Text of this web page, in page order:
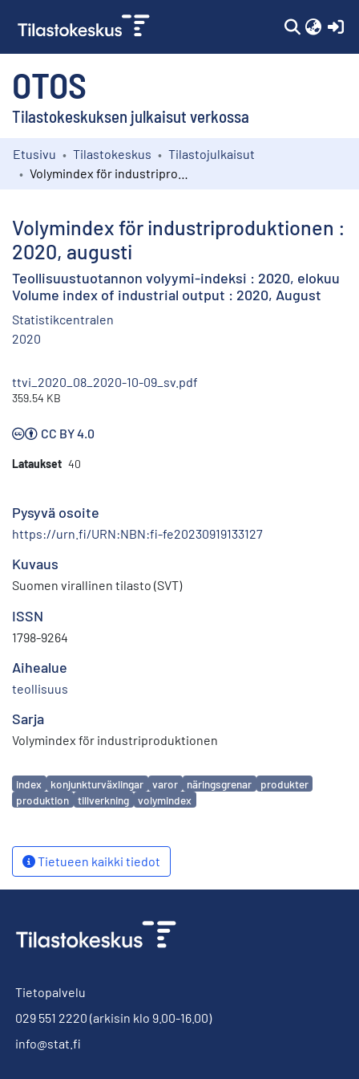
OTOS
Tilastokeskuksen julkaisut verkossa
Kokoelmat
Etusivu Tilastokeskus
Tilastojulkaisut
Volymindex för industriproduktionen :
2020, augusti
Teollisuustuotannon volyymi-indeksi : 2020, elokuu
Volume index of industrial output : 2020, August
Statistikcentralen
2020
ttvi_2020_08_2020-10-09_sv.pdf
359.54 KB
CC BY 4.0
Lataukset 40
Pysyvä osoite
https://urn.fi/URN:NBN:fi-fe20230919133127
Kuvaus
Suomen virallinen tilasto (SVT)
ISSN
1798-9264
Aihealue
teollisuus
Sarja
Volymindex för industriproduktionen
Avainsanat
index konjunkturväxlingar varor näringsgrenar
produkter
produktion
tillverkning volymindex
Tietueen kaikki tiedot
Tietopalvelu
029 551 2220 (arkisin klo 9.00-16.00)
info@stat.fi